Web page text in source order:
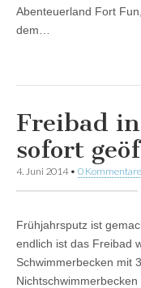
Abenteuerland Fort
dem…
Freibad in
sofort
4. Juni 2014• 0 Kommentare
Frühjahrsputz ist
endlich ist das Freibad
Schwimmerbecken mit